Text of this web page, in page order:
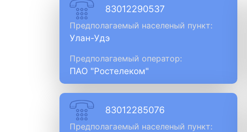
83012290537
Предполагаемый населеный пункт:
Улан-Удэ
Предполагаемый оператор:
ПАО "Ростелеком"
83012285076
Предполагаемый населеный пункт: